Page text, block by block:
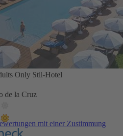
Only Stil-Hotel
de la Cruz
mit einer Zustimmung